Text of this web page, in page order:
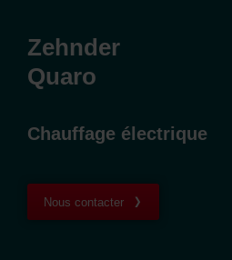
Zehnder
Quaro
Chauffage électrique
Nous contacter